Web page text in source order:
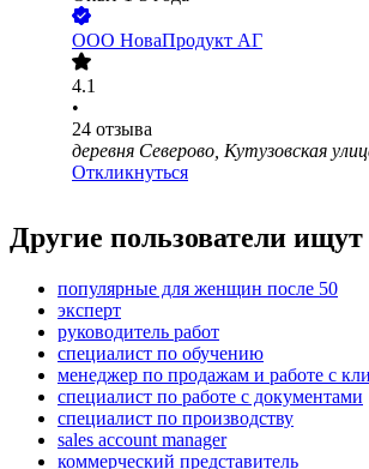
ООО НоваПродукт АГ
4.1
•
24 отзыва
деревня Северово, Кутузовская
Откликнуться
Другие пользователи ищут
популярные для женщин после 50
эксперт
руководитель работ
специалист по обучению
менеджер по продажам и работе с
специалист по работе с документами
специалист по производству
sales account manager
коммерческий представитель